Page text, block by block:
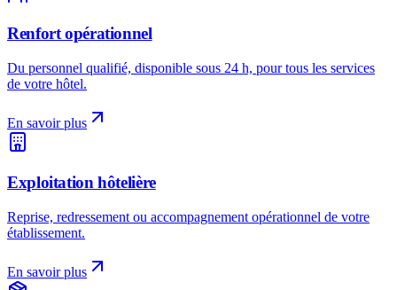
Renfort opérationnel
Du personnel qualifié, disponible sous 24 h, pour tous les services
de votre hôtel.
En savoir plus
Exploitation hôtelière
Reprise, redressement ou accompagnement opérationnel de votre
établissement.
En savoir plus